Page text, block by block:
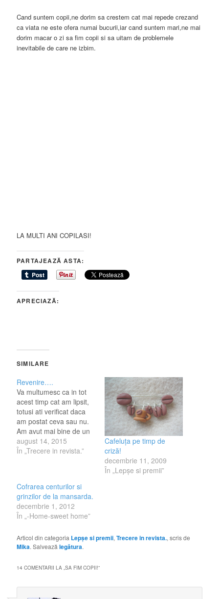
Cand suntem copii,ne dorim sa crestem cat mai repede crezand
ca viata ne este ofera numai bucurii,iar cand suntem mari,ne mai
dorim macar o zi sa fim copii si sa uitam de problemele
inevitabile de care ne izbim.
LA MULTI ANI COPILASI!
PARTAJEAZĂ ASTA:
APRECIAZĂ:
SIMILARE
Revenire….
Va multumesc ca in tot
acest timp cat am lipsit,
totusi ati verificat daca
am postat ceva sau nu.
Am avut mai bine de un
an plin cu rau de
gravidie, cu nastere, cu
celor care mi-au scris.…
august 14, 2015
În „Trecere in revista.”
Cafeluţa pe timp de
criză!
decembrie 11, 2009
În „Lepşe si premii”
Cofrarea centurilor si
grinzilor de la mansarda.
decembrie 1, 2012
În „-Home-sweet home”
Articol din categoria Lepşe si premii,Trecere in revista., scris de
Mika. Salveazălegătura.
14 COMENTARII LA „SA FIM COPII!”